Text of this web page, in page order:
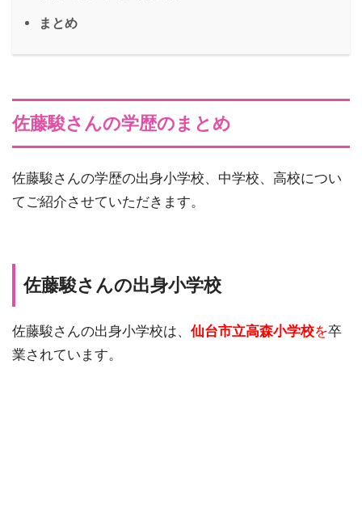
まとめ
佐藤駿さんの学歴のまとめ
佐藤駿さんの学歴の出身小学校、中学校、高校につい
てご紹介させていただきます。
佐藤駿さんの出身小学校
佐藤駿さんの出身小学校は、 仙台市立高森小学校を卒
業されています。